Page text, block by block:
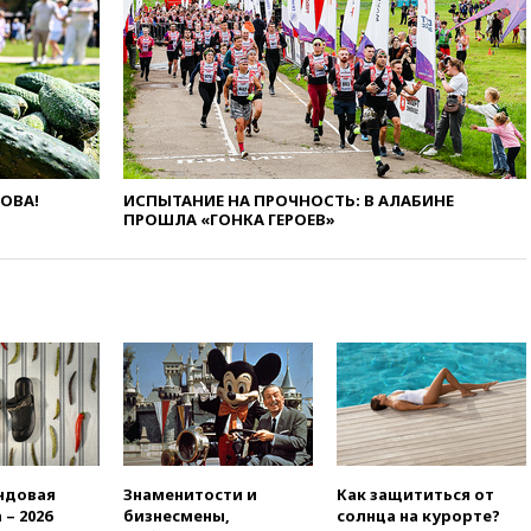
сообщения
13:29Восемь человек
пострадали при наезде
автомобиля на толпу в Омске
13:19WP: Трамп определился
со своим преемником
13:13СК возбудил дело по
факту гибели женщины и
ребенка в Раменском
12:57В Луганске при ракетном
12:44
МВД: число
преступлений, связанных с
отмыванием денег, достигло
рекордного показателя
12:40
В Подмосковье
женщина и трехлетний
ребенок погибли при падении
ИСПЫТАНИЕ НА ПРОЧНОСТЬ: В АЛАБИНЕ
ПРОШЛА «ГОНКА ГЕРОЕВ»
2026
Знаменитости и
бизнесмены,
Как защититься от
солнца на курорте?